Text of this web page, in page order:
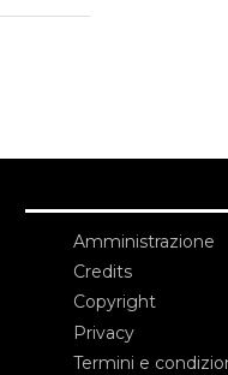
Amministrazione
Credits
Copyright
Privacy
Termini e